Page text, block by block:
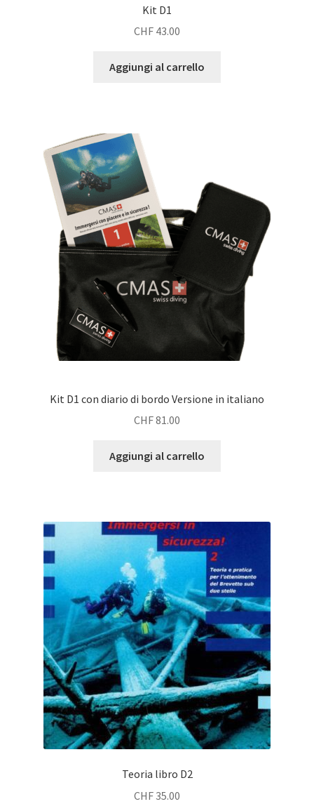
Kit D1
CHF 43.00
Aggiungi al carrello
Kit D1 con diario di bordo Versione in italiano
CHF81.00
Aggiungi al carrello
Teoria libro D2
CHF35.00